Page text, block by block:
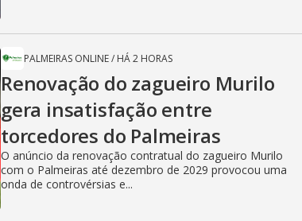
PALMEIRAS ONLINE/ HÁ 2 HORAS
Renovação do zagueiro Murilo
gera insatisfação entre
torcedores do Palmeiras
O anúncio da renovação contratual do zagueiro Murilo
com o Palmeiras até dezembro de 2029 provocou uma
onda de controvérsias e...